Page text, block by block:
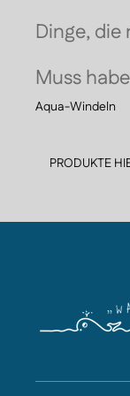
Dinge,
Muss
Aqua-Windeln
PRODUKTE